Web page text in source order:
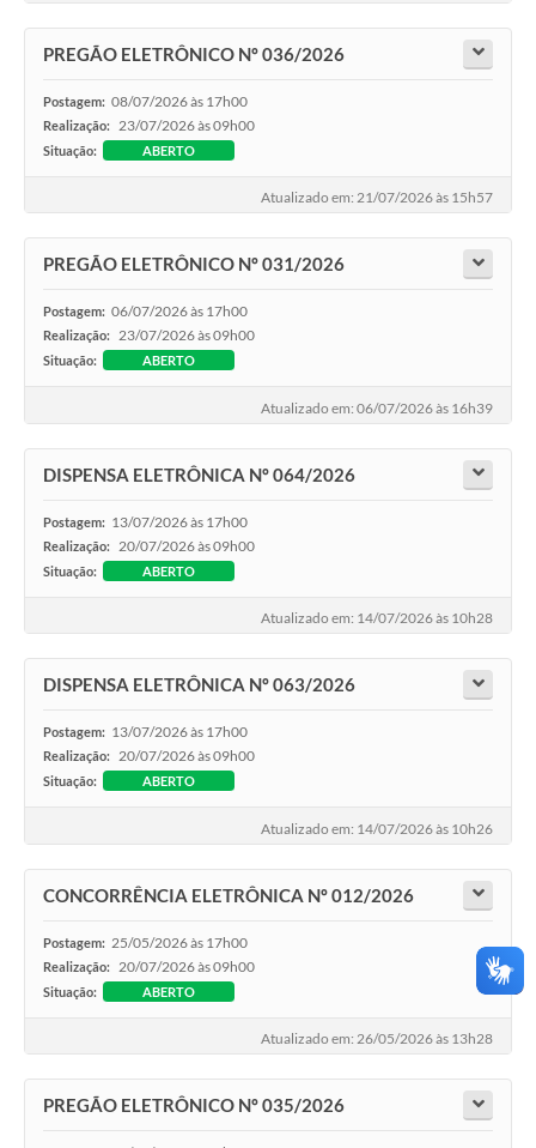
PREGÃO ELETRÔNICO Nº 036/2026
Postagem: 08/07/2026 às 17h00
Realização: 23/07/2026 às 09h00
Situação: ABERTO
Atualizado em: 21/07/2026 às 15h57
PREGÃO ELETRÔNICO Nº 031/2026
Postagem: 06/07/2026 às 17h00
Realização: 23/07/2026 às 09h00
Situação: ABERTO
Atualizado em: 06/07/2026 às 16h39
DISPENSA ELETRÔNICA Nº 064/2026
Postagem: 13/07/2026 às 17h00
Realização: 20/07/2026 às 09h00
Situação: ABERTO
Atualizado em: 14/07/2026 às 10h28
DISPENSA ELETRÔNICA Nº 063/2026
Postagem: 13/07/2026 às 17h00
Realização: 20/07/2026 às 09h00
Situação: ABERTO
Atualizado em: 14/07/2026 às 10h26
CONCORRÊNCIA ELETRÔNICA Nº 012/2026
Postagem: 25/05/2026 às 17h00
Realização: 20/07/2026 às 09h00
Situação: ABERTO
Atualizado em: 26/05/2026 às 13h28
PREGÃO ELETRÔNICO Nº 035/2026